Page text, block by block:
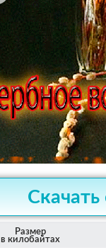
Размер
в килобайтах